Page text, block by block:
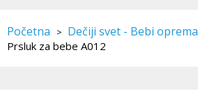
Početna > Dečiji svet - Bebi oprema
Prsluk za bebe A012